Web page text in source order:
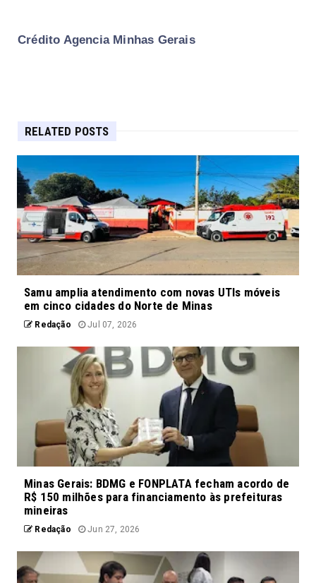
Crédito Agencia Minhas Gerais
RELATED POSTS
Samu amplia atendimento com novas UTIs móveis
em cinco cidades do Norte de Minas
Redação Jul 07, 2026
Minas Gerais: BDMG e FONPLATA fecham acordo de
R$ 150 milhões para financiamento às prefeituras
mineiras
Redação Jun 27, 2026